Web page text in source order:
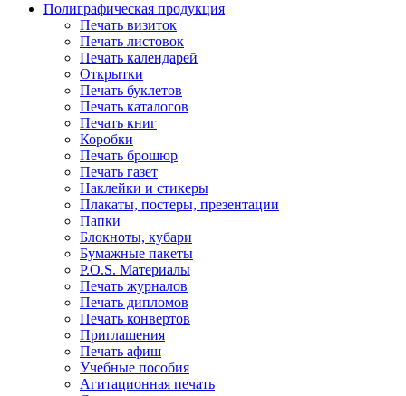
Полиграфическая продукция
Печать визиток
Печать листовок
Печать календарей
Открытки
Печать буклетов
Печать каталогов
Печать книг
Коробки
Печать брошюр
Печать газет
Наклейки и стикеры
Плакаты, постеры, презентации
Папки
Блокноты, кубари
Бумажные пакеты
P.O.S. Материалы
Печать журналов
Печать дипломов
Печать конвертов
Приглашения
Печать афиш
Учебные пособия
Агитационная печать